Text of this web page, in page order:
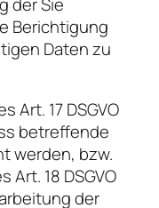
Berichtigung
Daten zu
Art. 17 DSGVO
betreffende
werden, bzw.
18 DSGVO
der